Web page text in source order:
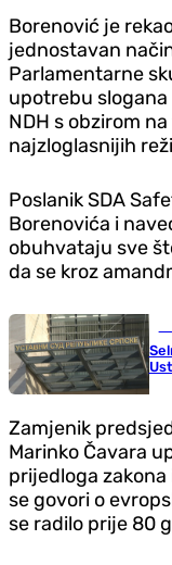
Borenović je
jednostavan
Parlamentarne
upotrebu slogana
NDH s obzirom
najzloglasnijih
Poslanik SDA
Borenovića i
obuhvataju sve
da se kroz
Zamjenik
Marinko Čavara
prijedloga
se govori o
se radilo prije 80